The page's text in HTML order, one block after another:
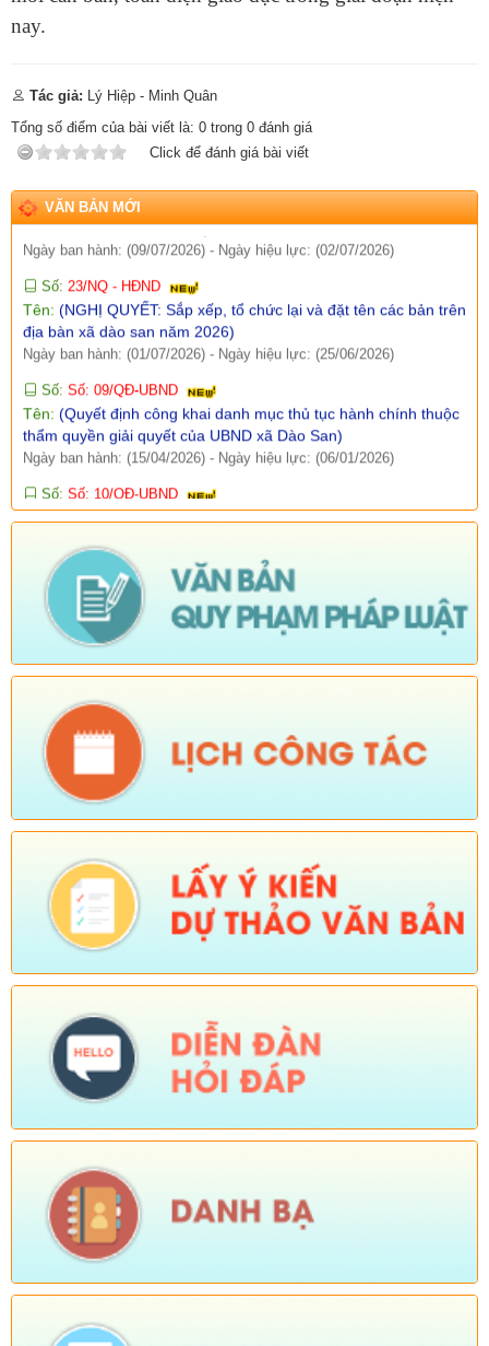
nay.
Tác giả: Lý Hiệp - Minh Quân
Tổng số điểm của bài viết là: 0 trong 0 đánh giá
Click để đánh giá bài viết
VĂN BẢN MỚI
dự án 1 dự án 9 thuộc Chương trình MTQG phát triển kinh tế xã
hội vùng đồng bào dân tộc thiểu số và miền núi năm 2026 trên
Số: 1652/KH-UBND
Tên:(KẾ HOẠCH Thực hiện Tiểu dự án 1, Dự án 9 thuộc
Chương trình mục tiêu quốc gia phát triển kinh tế - xã hội vùng
xã Dào San, tỉnh Lai Châu)
Ngày ban hành: (09/07/2026) -Ngày hiệu lực: (02/07/2026)
Số:23/NQ - HĐND
Tên:(NGHỊ QUYẾT: Sắp xếp, tổ chức lại và đặt tên các bản trên
địa bàn xã dào san năm 2026)
Ngày ban hành: (01/07/2026) -Ngày hiệu lực: (25/06/2026)
Số:Số: 09/QĐ-UBND
Tên:(Quyết định công khai danh mục thủ tục hành chính thuộc
thẩm quyền giải quyết của UBND xã Dào San)
Ngày ban hành: (15/04/2026) -Ngày hiệu lực: (06/01/2026)
Số:Số: 10/QĐ-UBND
Tên:(Quyết định về việc công khai danh mục thủ tục hành
chính thực hiện không phụ thuộc vào địa giới hành chính trên
Ngày ban hành: (15/04/2026)
Số: 38/PKT - TB
Tên:
(Về việc niêm yết công khai, lấy ý kiến của tổ chức, chuyên
gia và cộng động dân cư có liên quan đối với Quy hoạch chung
Ngày ban hành: (25/02/2026)
Số:Số: 01/2026/QĐ-UBND
Tên:
(QUYẾT ĐỊNH Quyết định bãi bỏ Quyết định số
01/2025/QĐ-UBND ngày 01 tháng 07 năm 2025 của Ủy ban
nhân dân xã ban hành quy chế làm việc của Ủy ban nhân dân
xã Dào San, nhiệm kỳ 2021-2026)
Tên:(Chương trình tiết kiệm, chống lãng phí năm 2026)
Ngày ban hành: (23/01/2026)
San năm 2025 thuộc Chương trình MTQG phát triển kinh tế xã
hội vùng đồng bào dân tộc thiểu số và miền núi giai đoạn 2021-
2025)
Ngày ban hành: (26/08/2025) -Ngày hiệu lực: (01/12/2025)